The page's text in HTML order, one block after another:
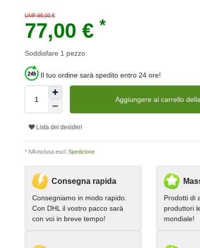
UVP 98,00 €
77,00 € *
Soddisfare 1 pezzo
Il tuo ordine sarà spedito entro 24 ore!
Aggiungere al carrello
Lista dei desideri
* IVA inclusa escl. Spedizione
Consegna rapida
Consegniamo in modo rapido.
Con DHL il vostro pacco sarà
con voi in breve tempo!
Prodotti di
produttori
mondiale!